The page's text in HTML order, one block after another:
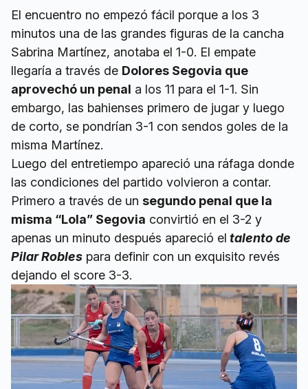
El encuentro no empezó fácil porque a los 3
minutos una de las grandes figuras de la cancha
Sabrina Martínez, anotaba el 1-0. El empate
llegaría a través de Dolores Segovia que
aprovechó un penal a los 11 para el 1-1. Sin
embargo, las bahienses primero de jugar y luego
de corto, se pondrían 3-1 con sendos goles de la
misma Martínez.
Luego del entretiempo apareció una ráfaga donde
las condiciones del partido volvieron a contar.
Primero a través de un segundo penal que la
misma “Lola” Segovia convirtió en el 3-2 y
apenas un minuto después apareció el talento de
Pilar Robles para definir con un exquisito revés
dejando el score 3-3.